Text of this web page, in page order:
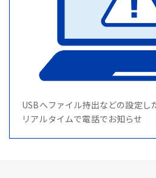
USBへファイル持出などの設定し
リアルタイムで電話でお知らせ